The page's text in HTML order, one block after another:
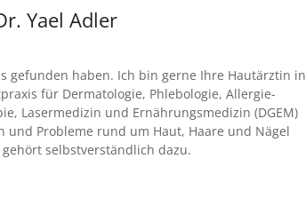
Yael Adler
gefunden haben. Ich bin gerne Ihre Hautärztin in
für Dermatologie, Phlebologie, Allergie-
Lasermedizin und Ernährungsmedizin (DGEM)
und Probleme rund um Haut, Haare und Nägel
selbstverständlich dazu.